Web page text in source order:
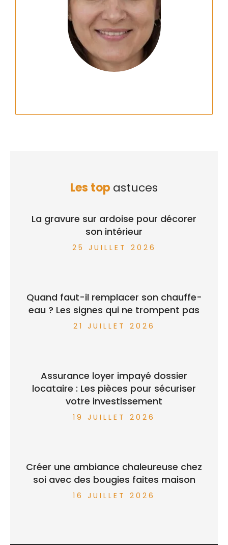
Les top astuces
La gravure sur ardoise pour décorer
son intérieur
25 JUILLET 2026
Quand faut-il remplacer son chauffe-
eau ? Les signes qui ne trompent pas
21 JUILLET 2026
Assurance loyer impayé dossier
locataire : Les pièces pour sécuriser
votre investissement
19 JUILLET 2026
Créer une ambiance chaleureuse chez
soi avec des bougies faites maison
16 JUILLET 2026